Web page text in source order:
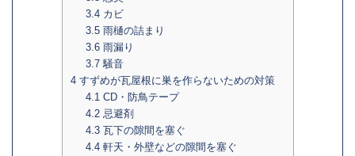
3.4 カビ
3.5 雨樋の詰まり
3.6 雨漏り
3.7 騒音
4すずめが瓦屋根に巣を作らないための対策
4.1 CD・防鳥テープ
4.2 忌避剤
4.3 瓦下の隙間を塞ぐ
4.4 軒天・外壁などの隙間を塞ぐ